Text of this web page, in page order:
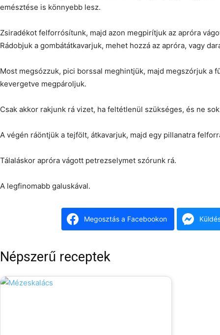
emésztése is könnyebb lesz.
Zsiradékot felforrósítunk, majd azon megpirítjuk az apróra
Rádobjuk a gombátátkavarjuk, mehet hozzá az apróra, vagy
Most megsózzuk, pici borssal meghintjük, majd megszórjuk a
kevergetve megpároljuk.
Csak akkor rakjunk rá vizet, ha feltétlenül szükséges, és ne
A végén ráöntjük a tejfölt, átkavarjuk, majd egy pillanatra
Tálaláskor apróra vágott petrezselymet szórunk rá.
A legfinomabb galuskával.
Megosztás a Facebookon
Népszerű receptek